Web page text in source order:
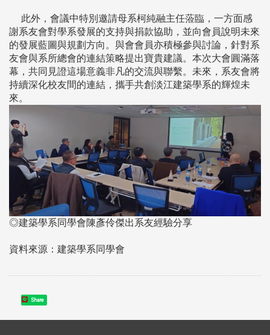
此外，會議中特別邀請母系柯純融主任蒞臨，一方面感
謝系友會對學系發展的支持與捐款協助，並向會員說明未來
的發展藍圖與規劃方向。與會會員亦積極參與討論，針對系
友會與系所總會的連結策略提出寶貴建議。本次大會圓滿落
幕，共同見證這場意義非凡的交流與聯繫。未來，系友會將
持續深化校友間的連結，攜手共創淡江建築學系的輝煌未
來。
◎建築學系同學會陳彥伶傑出系友經驗分享
資料來源：建築學系同學會
Share